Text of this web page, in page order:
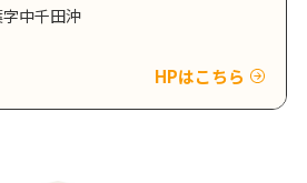
中千田沖
HPはこちら